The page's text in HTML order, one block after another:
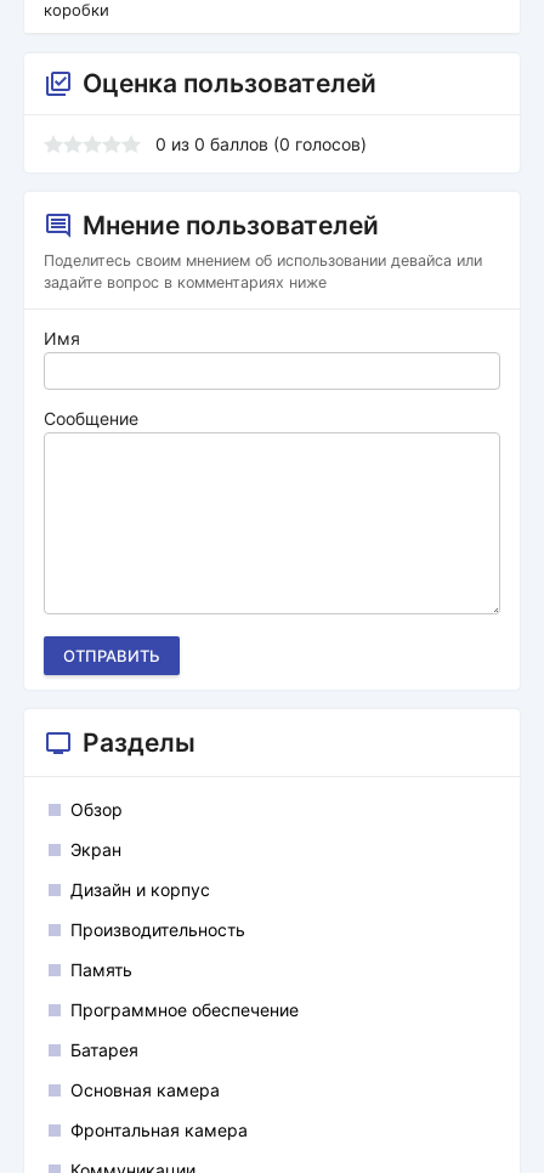
коробки
Оценка пользователей
0 из 0 баллов (0 голосов)
Мнение пользователей
Поделитесь своим мнением об использовании девайса или
задайте вопрос в комментариях ниже
Имя
Сообщение
ОТПРАВИТЬ
Разделы
Обзор
Экран
Дизайн и корпус
Производительность
Память
Программное обеспечение
Батарея
Основная камера
Фронтальная камера